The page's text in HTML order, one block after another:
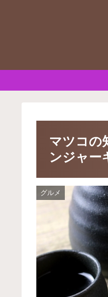
マツコの
ンジャー
グルメ